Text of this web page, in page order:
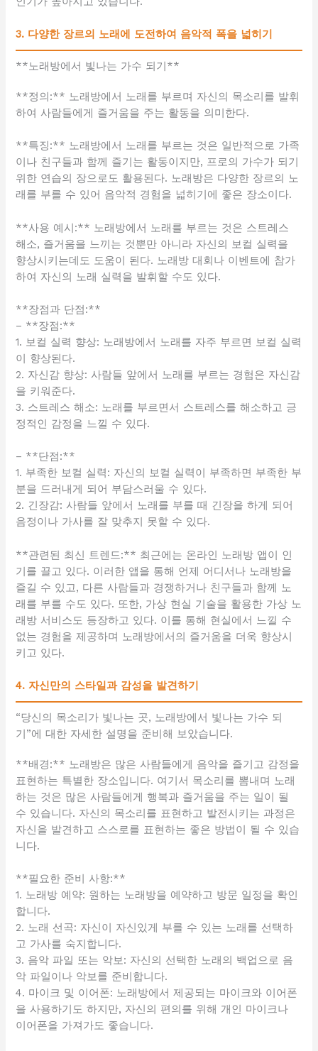
3. 다양한 장르의 노래에 도전하여 음악적 폭을 넓히기
**노래방에서 빛나는 가수 되기**
**정의:** 노래방에서 노래를 부르며 자신의 목소리를 발휘
하여 사람들에게 즐거움을 주는 활동을 의미한다.
**특징:** 노래방에서 노래를 부르는 것은 일반적으로 가족
이나 친구들과 함께 즐기는 활동이지만, 프로의 가수가 되기
위한 연습의 장으로도 활용된다. 노래방은 다양한 장르의 노
래를 부를 수 있어 음악적 경험을 넓히기에 좋은 장소이다.
**사용 예시:** 노래방에서 노래를 부르는 것은 스트레스
해소, 즐거움을 느끼는 것뿐만 아니라 자신의 보컬 실력을
향상시키는데도 도움이 된다. 노래방 대회나 이벤트에 참가
하여 자신의 노래 실력을 발휘할 수도 있다.
**장점과 단점:**
– **장점:**
1. 보컬 실력 향상: 노래방에서 노래를 자주 부르면 보컬 실력
이 향상된다.
2. 자신감 향상: 사람들 앞에서 노래를 부르는 경험은 자신감
을 키워준다.
3. 스트레스 해소: 노래를 부르면서 스트레스를 해소하고 긍
정적인 감정을 느낄 수 있다.
– **단점:**
1. 부족한 보컬 실력: 자신의 보컬 실력이 부족하면 부족한 부
분을 드러내게 되어 부담스러울 수 있다.
2. 긴장감: 사람들 앞에서 노래를 부를 때 긴장을 하게 되어
음정이나 가사를 잘 맞추지 못할 수 있다.
**관련된 최신 트렌드:** 최근에는 온라인 노래방 앱이 인
기를 끌고 있다. 이러한 앱을 통해 언제 어디서나 노래방을
즐길 수 있고, 다른 사람들과 경쟁하거나 친구들과 함께 노
래를 부를 수도 있다. 또한, 가상 현실 기술을 활용한 가상 노
래방 서비스도 등장하고 있다. 이를 통해 현실에서 느낄 수
없는 경험을 제공하며 노래방에서의 즐거움을 더욱 향상시
키고 있다.
4. 자신만의 스타일과 감성을 발견하기
“당신의 목소리가 빛나는 곳, 노래방에서 빛나는 가수 되
기”에 대한 자세한 설명을 준비해 보았습니다.
**배경:** 노래방은 많은 사람들에게 음악을 즐기고 감정을
표현하는 특별한 장소입니다. 여기서 목소리를 뽐내며 노래
하는 것은 많은 사람들에게 행복과 즐거움을 주는 일이 될
수 있습니다. 자신의 목소리를 표현하고 발전시키는 과정은
자신을 발견하고 스스로를 표현하는 좋은 방법이 될 수 있습
니다.
**필요한 준비 사항:**
1. 노래방 예약: 원하는 노래방을 예약하고 방문 일정을 확인
합니다.
2. 노래 선곡: 자신이 자신있게 부를 수 있는 노래를 선택하
고 가사를 숙지합니다.
3. 음악 파일 또는 악보: 자신의 선택한 노래의 백업으로 음
악 파일이나 악보를 준비합니다.
4. 마이크 및 이어폰: 노래방에서 제공되는 마이크와 이어폰
을 사용하기도 하지만, 자신의 편의를 위해 개인 마이크나
이어폰을 가져가도 좋습니다.